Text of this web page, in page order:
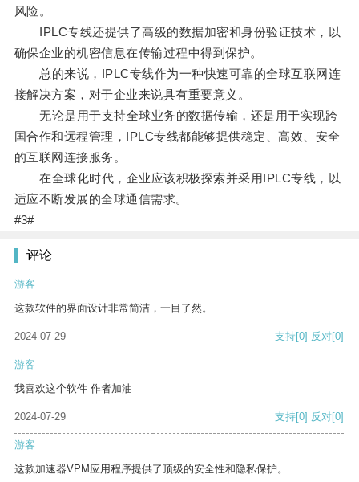
风险。
IPLC专线还提供了高级的数据加密和身份验证技术，以
确保企业的机密信息在传输过程中得到保护。
总的来说，IPLC专线作为一种快速可靠的全球互联网连
接解决方案，对于企业来说具有重要意义。
无论是用于支持全球业务的数据传输，还是用于实现跨
国合作和远程管理，IPLC专线都能够提供稳定、高效、安全
的互联网连接服务。
在全球化时代，企业应该积极探索并采用IPLC专线，以
适应不断发展的全球通信需求。
#3#
评论
游客
这款软件的界面设计非常简洁，一目了然。
2024-07-29 支持[0] 反对[0]
游客
我喜欢这个软件 作者加油
2024-07-29 支持[0] 反对[0]
游客
这款加速器VPM应用程序提供了顶级的安全性和隐私保护。